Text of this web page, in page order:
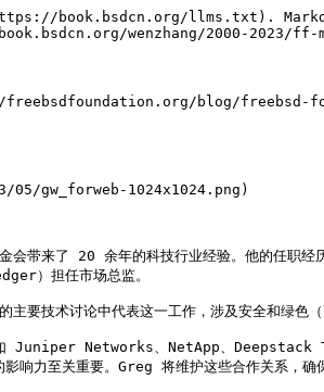
book.bsdcn.org/llms.txt).
wenzhang/2000-2023/ff-
freebsdfoundation.org/blog/freebsd-
gw_forweb-1024x1024.png)
来了 20 余年的科技行业经验。他的任职经
）担任市场总监。
要技术讨论中代表这一工作，涉及安全和绿色（
如 Juniper Networks、NetApp、
响力至关重要。Greg 将维护这些合作关系，确